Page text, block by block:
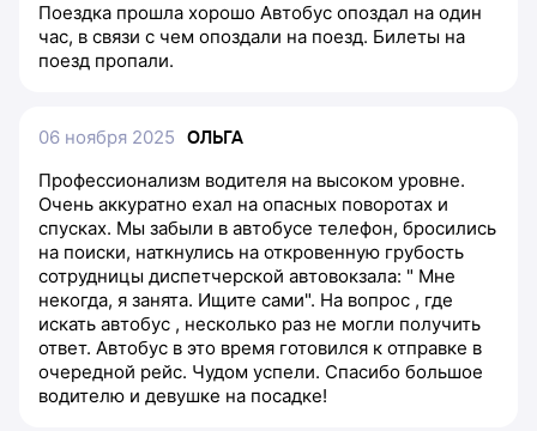
Поездка прошла хорошо Автобус опоздал на один
час, в связи с чем опоздали на поезд. Билеты на
поезд пропали.
06 ноября 2025 ОЛЬГА
Профессионализм водителя на высоком уровне.
Очень аккуратно ехал на опасных поворотах и
спусках. Мы забыли в автобусе телефон, бросились
на поиски, наткнулись на откровенную грубость
сотрудницы диспетчерской автовокзала: " Мне
некогда, я занята. Ищите сами". На вопрос , где
искать автобус , несколько раз не могли получить
ответ. Автобус в это время готовился к отправке в
очередной рейс. Чудом успели. Спасибо большое
водителю и девушке на посадке!